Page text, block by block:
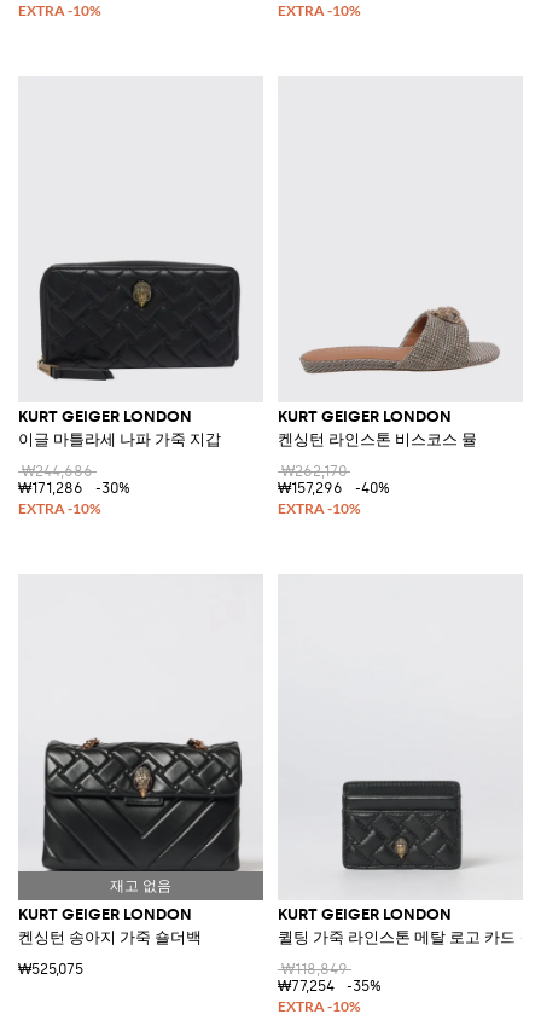
KURT GEIGER LONDON
이글 마틀라세 나파 가죽 지갑
₩244,686
₩171,286
-30%
KURT GEIGER LONDON
켄싱턴 라인스톤 비스코스 뮬
₩262,170
₩157,296
-40%
KURT GEIGER LONDON
켄싱턴 송아지 가죽 숄더백
₩525,075
KURT GEIGER LONDON
퀼팅 가죽 라인스톤 메탈 로고 카드 홀
₩118,849
₩77,254
-35%